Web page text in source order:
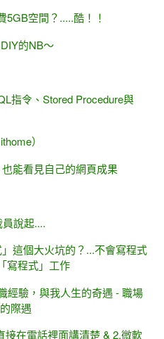
'Only the
globalization-invariant mode.
端(Front-end), 後端(Back-end)
"網頁程式能找什麼工作？做
的 C#入門教學
到 IIS上面?
第一天課程 試聽 2.5小時 線上